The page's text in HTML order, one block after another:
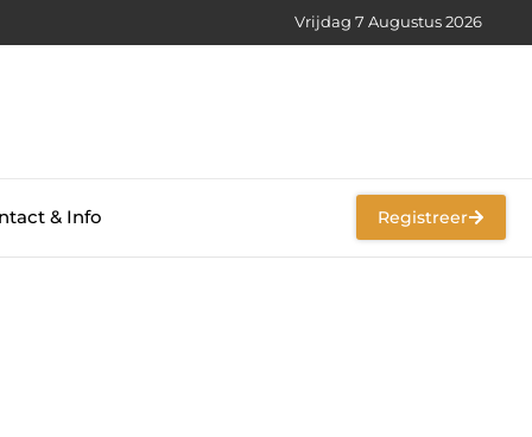
Vrijdag 7 Augustus 2026
& Info Registreer